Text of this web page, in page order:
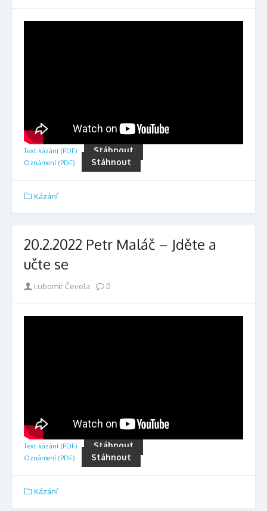
Text kázání (PDF) Stáhnout
Oznámení (PDF) Stáhnout
Kázání
20.2.2022 Petr Maláč – Jděte a
učte se
Author
Lubomír Čevela 0
Text kázání (PDF) Stáhnout
Oznámení (PDF) Stáhnout
Kázání